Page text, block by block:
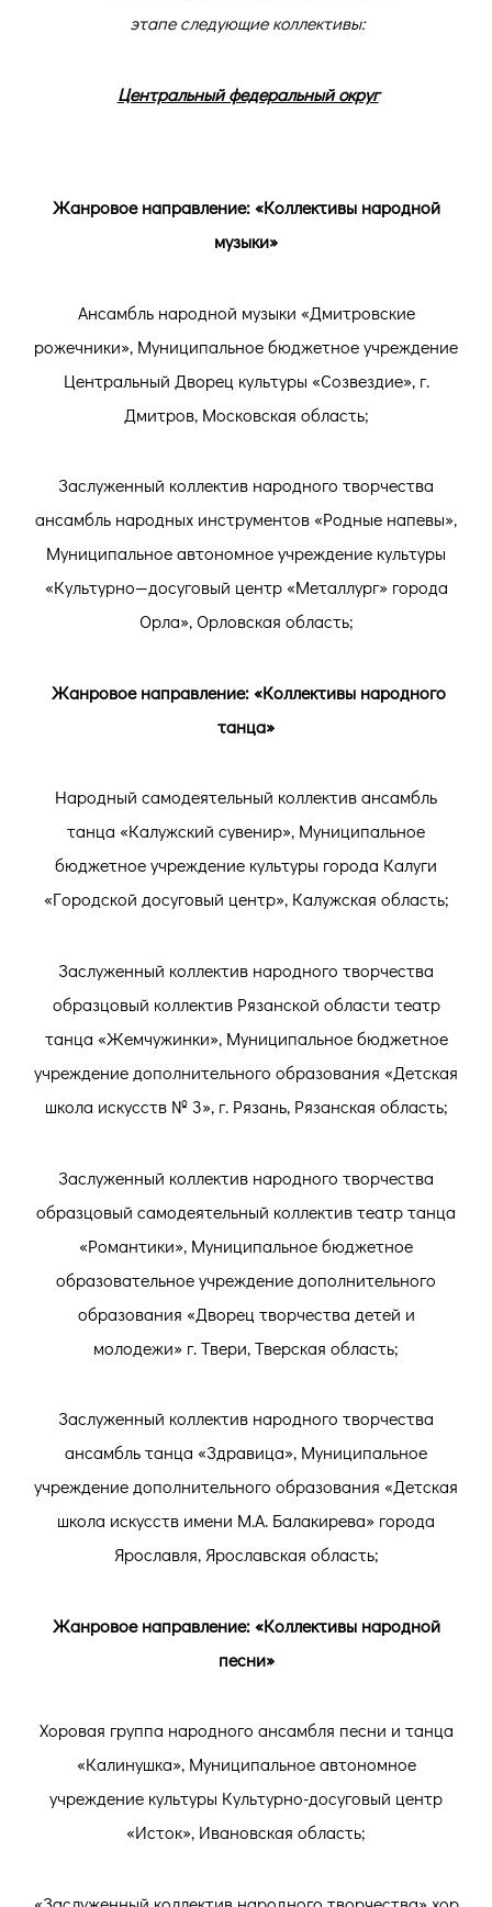
этапе следующие коллективы:
Центральный федеральный округ
Жанровое направление: «Коллективы народной
музыки»
Ансамбль народной музыки «Дмитровские
рожечники», Муниципальное бюджетное учреждение
Центральный Дворец культуры «Созвездие», г.
Дмитров, Московская область;
Заслуженный коллектив народного творчества
ансамбль народных инструментов «Родные напевы»,
Муниципальное автономное учреждение культуры
«Культурно—досуговый центр «Металлург» города
Орла», Орловская область;
Жанровое направление: «Коллективы народного
танца»
Народный самодеятельный коллектив ансамбль
танца «Калужский сувенир», Муниципальное
бюджетное учреждение культуры города Калуги
«Городской досуговый центр», Калужская область;
Заслуженный коллектив народного творчества
образцовый коллектив Рязанской области театр
танца «Жемчужинки», Муниципальное бюджетное
учреждение дополнительного образования «Детская
школа искусств № 3», г. Рязань, Рязанская область;
Заслуженный коллектив народного творчества
образцовый самодеятельный коллектив театр танца
«Романтики», Муниципальное бюджетное
образовательное учреждение дополнительного
образования «Дворец творчества детей и
молодежи» г. Твери, Тверская область;
Заслуженный коллектив народного творчества
ансамбль танца «Здравица», Муниципальное
учреждение дополнительного образования «Детская
школа искусств имени М.А. Балакирева» города
Ярославля, Ярославская область;
Жанровое направление: «Коллективы народной
песни»
Хоровая группа народного ансамбля песни и танца
«Калинушка», Муниципальное автономное
учреждение культуры Культурно-досуговый центр
«Исток», Ивановская область;